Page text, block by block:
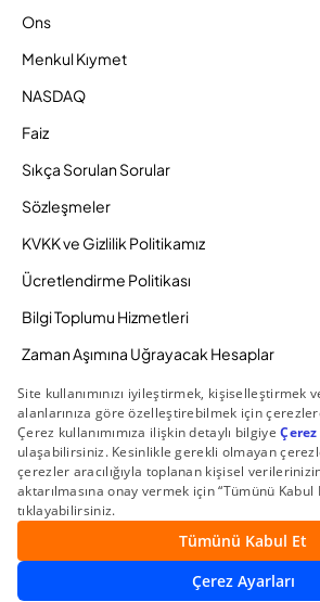
Ons
Menkul Kıymet
NASDAQ
Faiz
Sıkça Sorulan Sorular
Sözleşmeler
KVKK ve Gizlilik Politikamız
Ücretlendirme Politikası
Bilgi Toplumu Hizmetleri
Zaman Aşımına Uğrayacak Hesaplar
Duyurular ve Kampanyalar
© 2026 Gedik Yatırım Menkul